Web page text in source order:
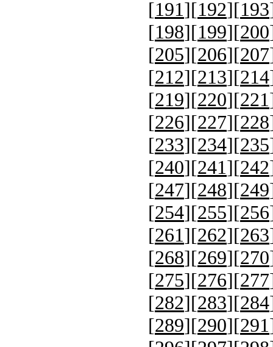
[191][192][193
[198][199][200
[205][206][207
[212][213][214
[219][220][221
[226][227][228
[233][234][235
[240][241][242
[247][248][249
[254][255][256
[261][262][263
[268][269][270
[275][276][277
[282][283][284
[289][290][291